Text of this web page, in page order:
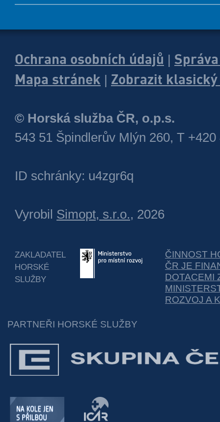
Ochrana osobních údajů
Mapa stránek
Zobrazit
© Horská služba ČR, o.p.s.
543 51 Špindlerův Mlýn 260, T +420
ID schránky: u4zgr6q
Vyrobil Simopt, s.r.o., 2026
ZAKLADATEL
HORSKÉ
SLUŽBY
ČINNOST
ČR JE
DOTACEMI
ROZVOJ A
PARTNEŘI HORSKÉ SLUŽBY